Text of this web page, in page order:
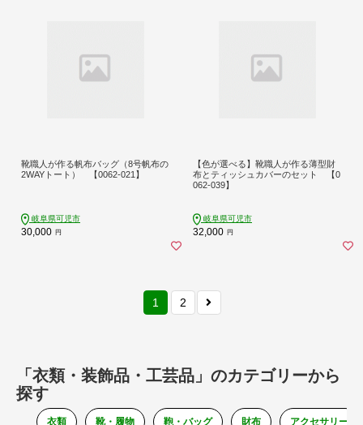
靴職人が作る帆布バッグ（8号帆布の
2WAYトート） 【0062-021】
岐阜県可児市
30,000 円
【色が選べる】靴職人が作る薄型財
布とティッシュカバーのセット 【0
062-039】
岐阜県可児市
32,000 円
1 2
「衣類・装飾品・工芸品」のカテゴリーから
探す
衣類 靴・履物 鞄・バッグ 財布 アクセサリー